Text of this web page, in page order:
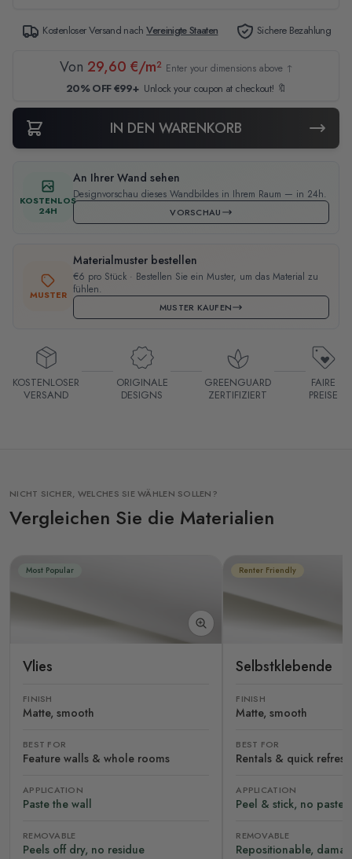
Kostenloser Versand nachVereinigte Staaten Sichere Bezahlung
Von 29,60 €/m² Enter your dimensions above ↑
20% OFF €99+ Unlock your coupon at checkout! 🔖
IN DEN WARENKORB
KOSTENLOS
24H
An Ihrer Wand sehen
Designvorschau dieses Wandbildes in Ihrem Raum — in 24h.
VORSCHAU
MUSTER
Materialmuster bestellen
€6 pro Stück · Bestellen Sie ein Muster, um das Material zu
fühlen.
MUSTER KAUFEN
KOSTENLOSER
VERSAND
ORIGINALE
DESIGNS
GREENGUARD
ZERTIFIZIERT
FAIRE
PREISE
NICHT SICHER, WELCHES SIE WÄHLEN SOLLEN?
Vergleichen Sie die Materialien
Most Popular
Vlies
FINISH
Matte, smooth
BEST FOR
Feature walls & whole rooms
APPLICATION
Paste the wall
REMOVABLE
Peels off dry, no residue
Renter Friendly
Selbstklebende
FINISH
Matte, smooth
BEST FOR
Rentals & quick
APPLICATION
Peel & stick, no paste
REMOVABLE
Repositionable,